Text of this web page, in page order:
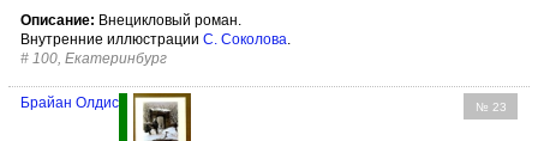
Описание: Внецикловый роман.
Внутренние иллюстрации С. Соколова.
# 100, Екатеринбург
№ 23
Брайан Олдис